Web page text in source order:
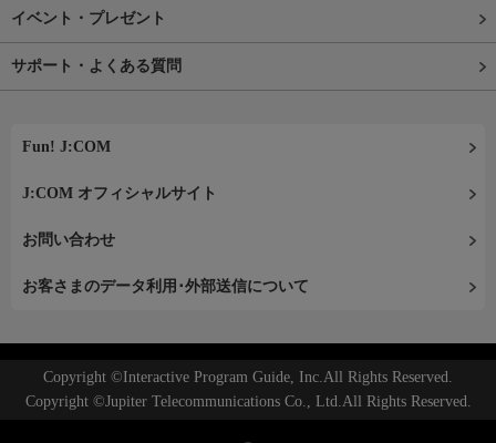
イベント・プレゼント
サポート・よくある質問
Fun! J:COM
J:COM オフィシャルサイト
お問い合わせ
お客さまのデータ利用･外部送信について
Copyright ©Interactive Program Guide, Inc.All Rights Reserved.
Copyright ©Jupiter Telecommunications Co., Ltd.All Rights Reserved.